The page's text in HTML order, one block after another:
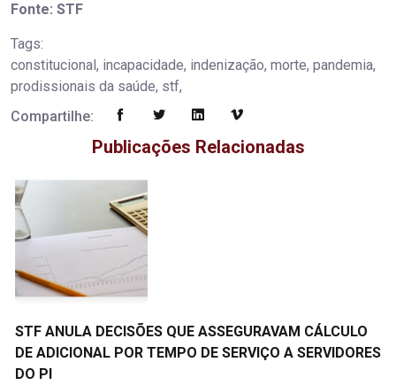
Fonte: STF
Tags:
constitucional, incapacidade, indenização, morte, pandemia,
prodissionais da saúde, stf,
Compartilhe:
Publicações Relacionadas
STF ANULA DECISÕES QUE ASSEGURAVAM CÁLCULO
DE ADICIONAL POR TEMPO DE SERVIÇO A SERVIDORES
DO PI